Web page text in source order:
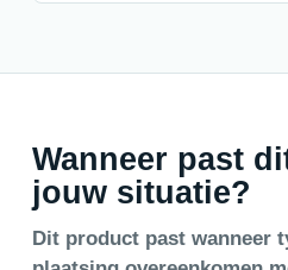
Wanneer past
jouw situatie?
Dit product past wanneer